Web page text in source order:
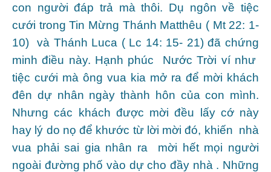
con người đáp trả mà thôi. Dụ ngôn về tiệc
cưới trong Tin Mừng Thánh Matthêu ( Mt 22: 1-
10) và Thánh Luca ( Lc 14: 15- 21) đã chứng
minh điều này. Hạnh phúc Nước Trời ví như
tiệc cưới mà ông vua kia mở ra để mời khách
đên dự nhân ngày thành hôn của con mình.
Nhưng các khách được mời đều lấy cớ này
hay lý do nọ để khước từ lời mời đó, khiến nhà
vua phải sai gia nhân ra mời hết mọi người
ngoài đường phố vào dự cho đầy nhà . Những